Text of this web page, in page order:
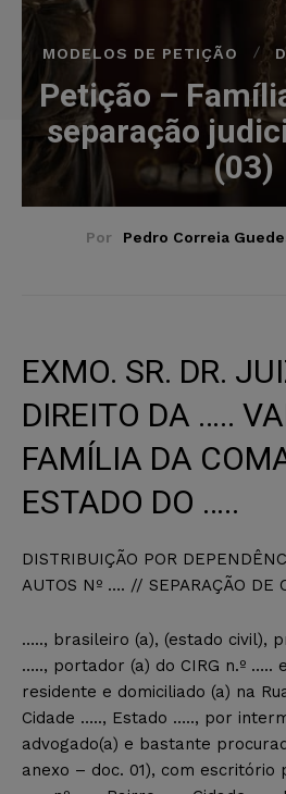
MODELOS DE PETIÇÃO
Petição –
separação
(03)
Por Pedro Correia
EXMO. SR. DR.
DIREITO DA …..
FAMÍLIA DA
ESTADO DO …..
DISTRIBUIÇÃO POR
AUTOS Nº …. // SEPARAÇÃO DE
….., brasileiro (a), (estado civil),
….., portador (a) do CIRG n.º …..
residente e domiciliado (a) na
Cidade ….., Estado ….., por
advogado(a) e bastante
anexo – doc. 01), com escritório